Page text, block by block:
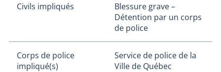
Civils impliqués
Blessure grave –
Détention par un corps
de police
Corps de police
impliqué(s)
Service de police de la
Ville de Québec